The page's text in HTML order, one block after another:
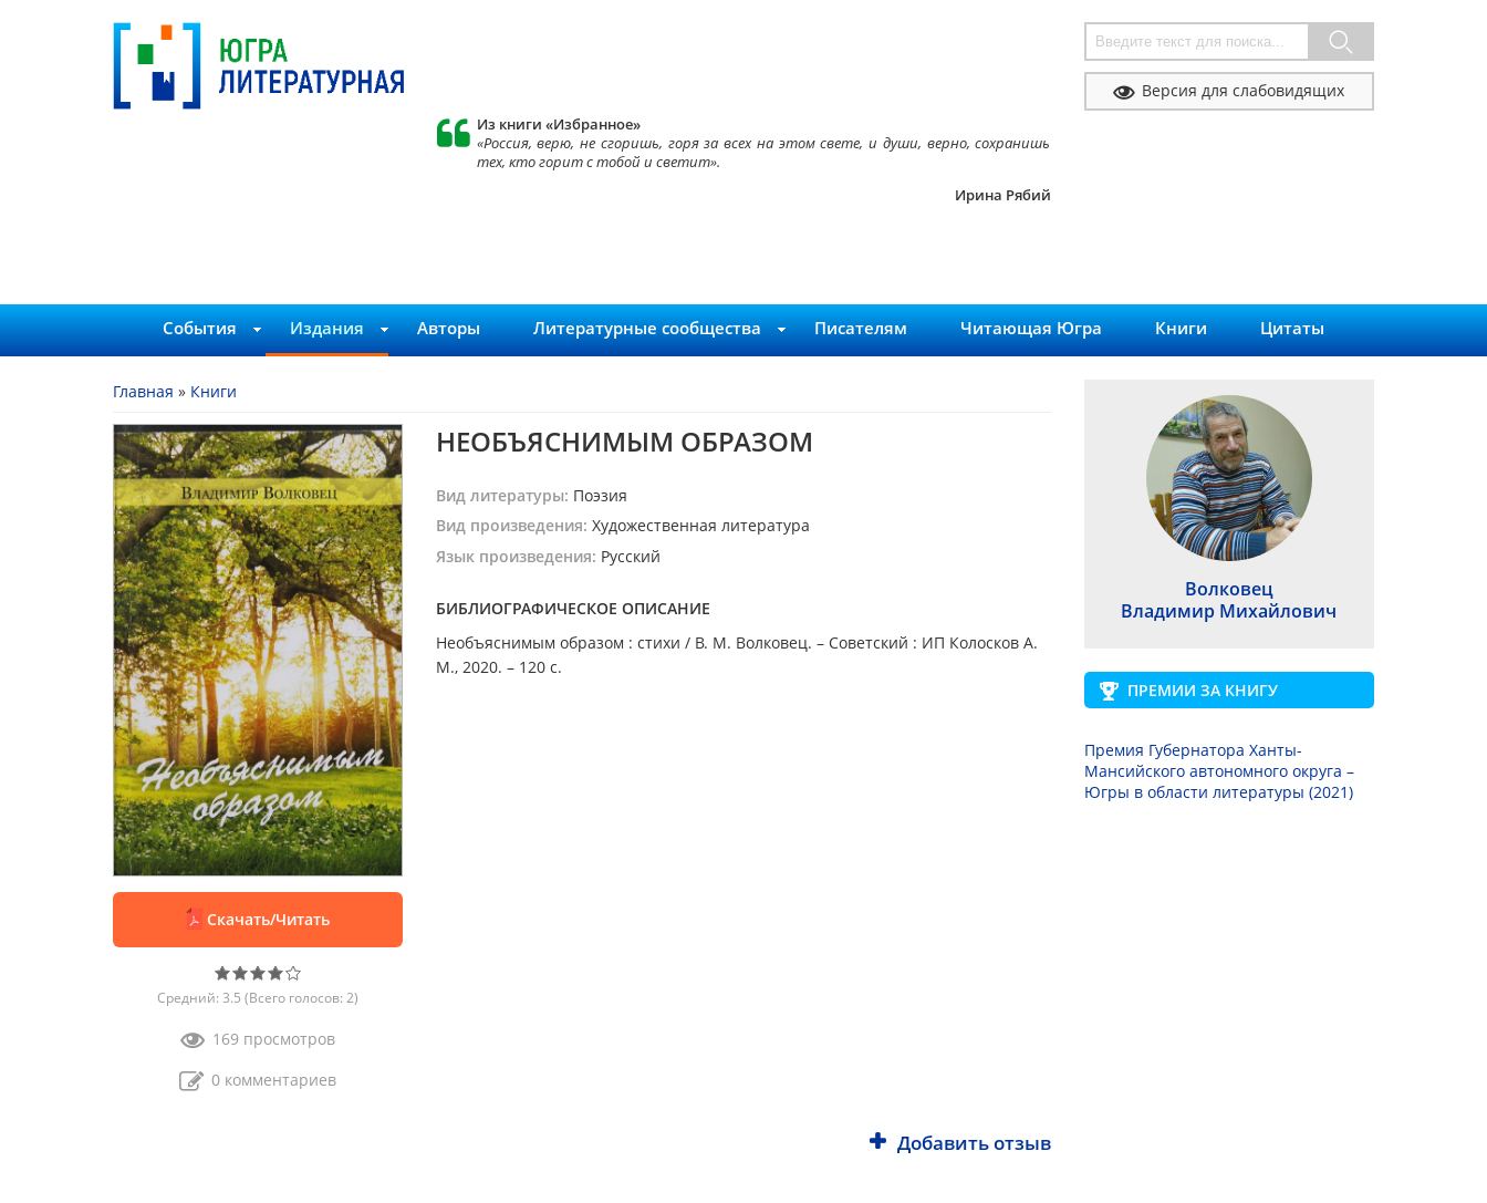
Форма поиска
Версия для слабовидящих
Из книги «Избранное»
«Россия, верю, не сгоришь, горя за всех на этом свете, и души, верно, сохранишь
тех, кто горит с тобой и светит».
Ирина Рябий
События Издания Авторы Литературные сообщества Писателям Читающая Югра Книги Цитаты
Вы здесь
Главная » Книги
Скачать/Читать
Средний:3.5 (Всего голосов:2)
169 просмотров
0 комментариев
НЕОБЪЯСНИМЫМ ОБРАЗОМ
Вид литературы: Поэзия
Вид произведения:Художественная литература
Язык произведения: Русский
БИБЛИОГРАФИЧЕСКОЕ ОПИСАНИЕ
Необъяснимым образом : стихи / В. М. Волковец. – Советский : ИП Колосков А.
М., 2020. – 120 с.
Добавить отзыв
Волковец
Владимир Михайлович
ПРЕМИИ ЗА КНИГУ
Премия Губернатора Ханты-
Мансийского автономного округа –
Югры в области литературы (2021)